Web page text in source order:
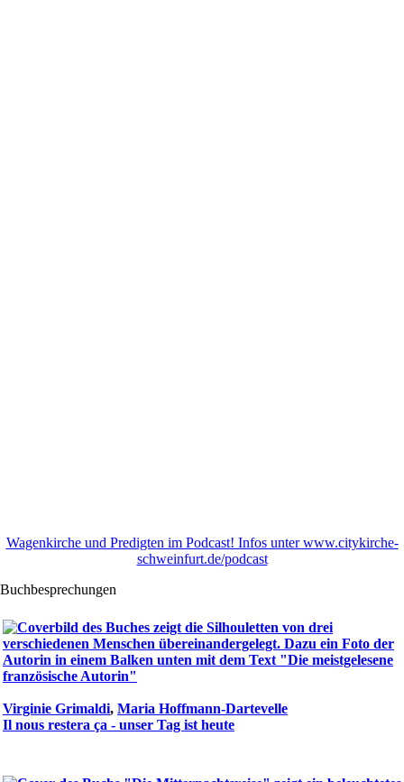
Wagenkirche und Predigten im Podcast! Infos unter www.citykirche-
schweinfurt.de/podcast
Buchbesprechungen
Virginie Grimaldi, Maria Hoffmann-Dartevelle
Il nous restera ça - unser Tag ist heute